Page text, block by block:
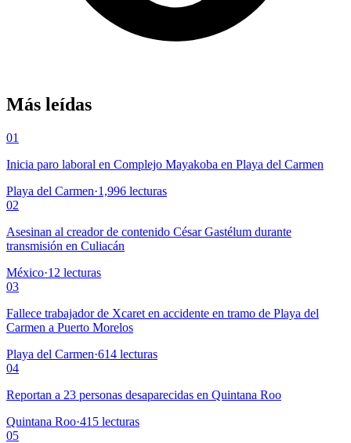
Más leídas
01
Inicia paro laboral en Complejo Mayakoba en Playa del Carmen
Playa del Carmen·1,996 lecturas
02
Asesinan al creador de contenido César Gastélum durante
transmisión en Culiacán
México·12 lecturas
03
Fallece trabajador de Xcaret en accidente en tramo de Playa del
Carmen a Puerto Morelos
Playa del Carmen·614 lecturas
04
Reportan a 23 personas desaparecidas en Quintana Roo
Quintana Roo·415 lecturas
05